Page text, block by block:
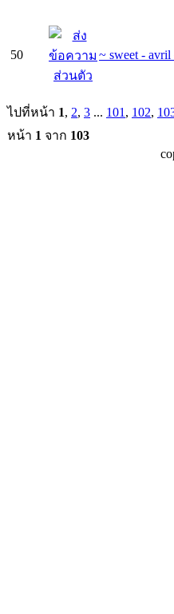
50 ~ sweet - avril
ไปที่หน้า 1, 2, 3 ... 101 , 102,
หน้า 1 จาก 103